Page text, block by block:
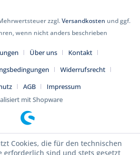
zzgl.Versandkosten und ggf.
wenn nicht anders beschrieben
Über uns
Kontakt
Widerrufsrecht
AGB
Impressum
mit Shopware
Cookies, die für den technischen
erforderlich sind und stets gesetzt